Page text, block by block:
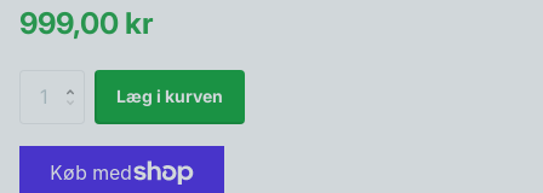
999,00 kr
Læg i kurven